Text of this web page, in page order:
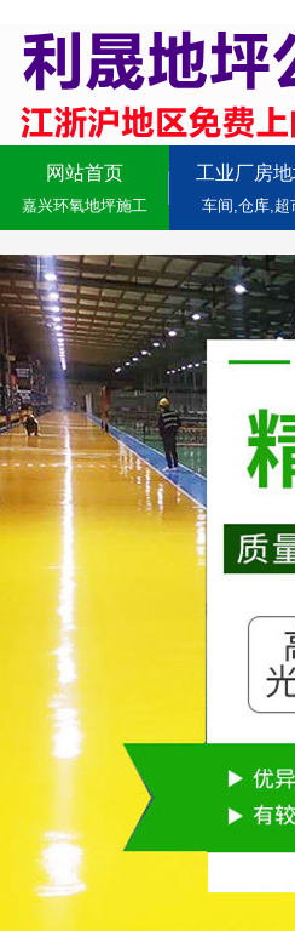
网站首页
嘉兴环氧地坪施工
工业厂房
车间,仓库,超